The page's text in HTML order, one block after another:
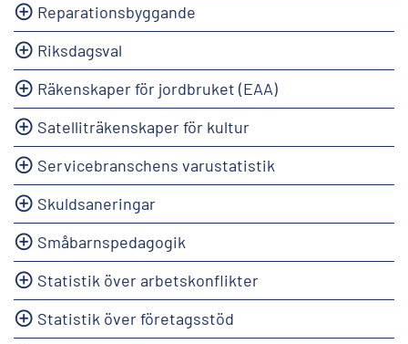
Reparationsbyggande
Riksdagsval
Räkenskaper för jordbruket (EAA)
Satelliträkenskaper för kultur
Servicebranschens varustatistik
Skuldsaneringar
Småbarnspedagogik
Statistik över arbetskonflikter
Statistik över företagsstöd